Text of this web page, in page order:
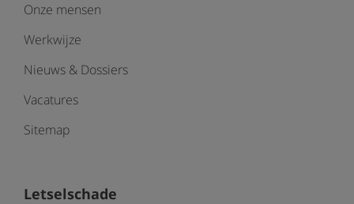
Onze mensen
Werkwijze
Nieuws & Dossiers
Vacatures
Sitemap
Letselschade